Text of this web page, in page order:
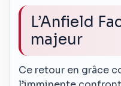
L’Anfield
majeur
Ce retour en grâce